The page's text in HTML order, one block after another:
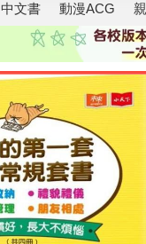
中文書 動漫ACG